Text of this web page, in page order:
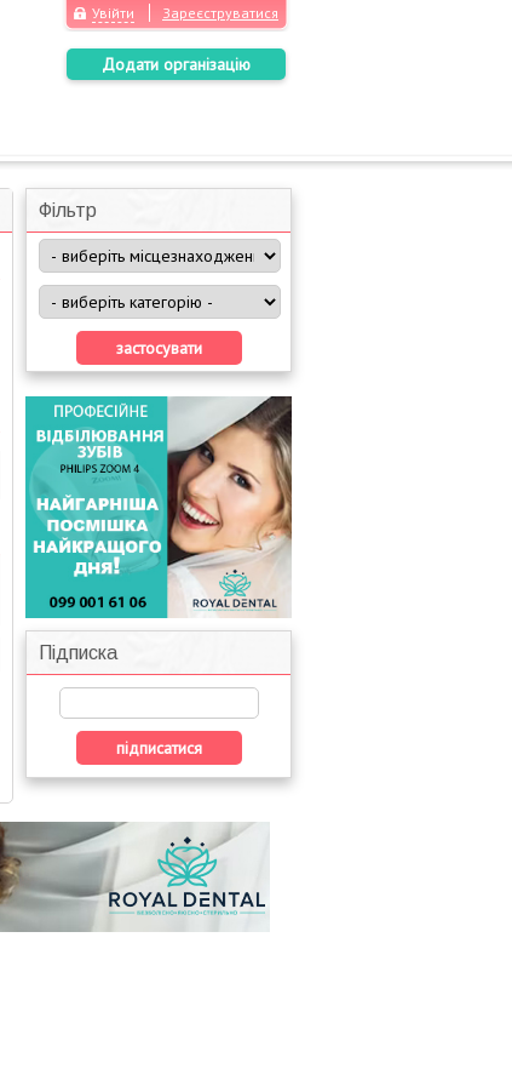
Увійти Зареєструватися
Додати організацію
Фільтр
Підписка